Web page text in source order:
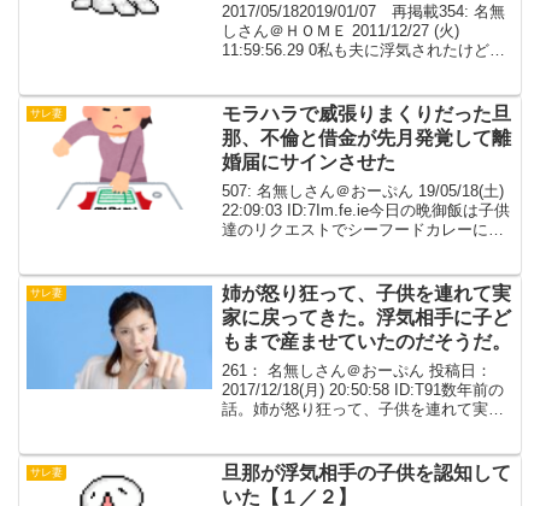
2017/05/182019/01/07 再掲載354: 名無
しさん＠ＨＯＭＥ 2011/12/27 (火)
11:59:56.29 0私も夫に浮気されたけど、
り、私が夫...
サレ妻
モラハラで威張りまくりだった旦
那、不倫と借金が先月発覚して離
婚届にサインさせた
507: 名無しさん＠おーぷん 19/05/18(土)
22:09:03 ID:7Im.fe.ie今日の晩御飯は子供
達のリクエストでシーフードカレーにし
事から帰った旦那...
サレ妻
姉が怒り狂って、子供を連れて実
家に戻ってきた。浮気相手に子ど
もまで産ませていたのだそうだ。
261： 名無しさん＠おーぷん 投稿日：
2017/12/18(月) 20:50:58 ID:T91数年前の
話。姉が怒り狂って、子供を連れて実家
だ。姉の子供は3歳で、浮気...
サレ妻
旦那が浮気相手の子供を認知して
いた【１／２】